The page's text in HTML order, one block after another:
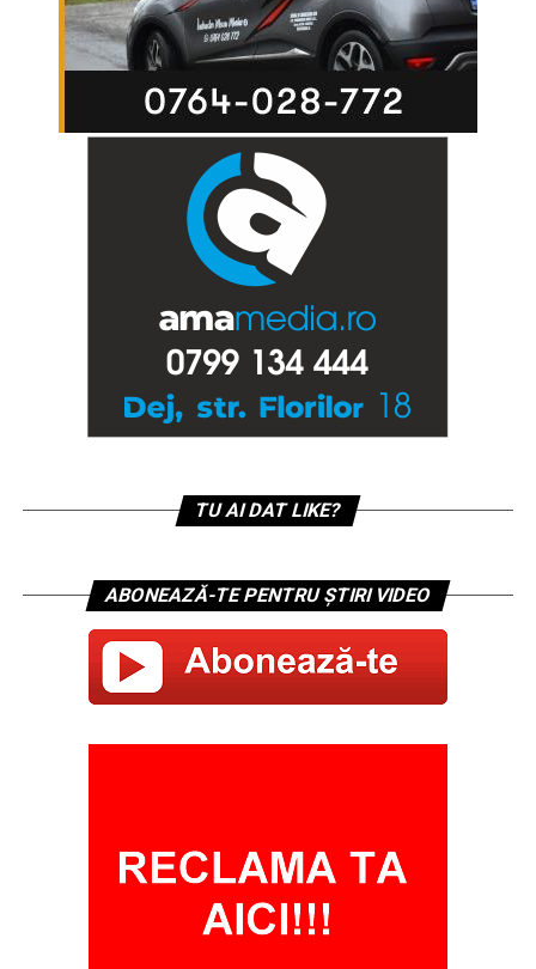
TU AI DAT LIKE?
ABONEAZĂ-TE PENTRU ȘTIRI VIDEO